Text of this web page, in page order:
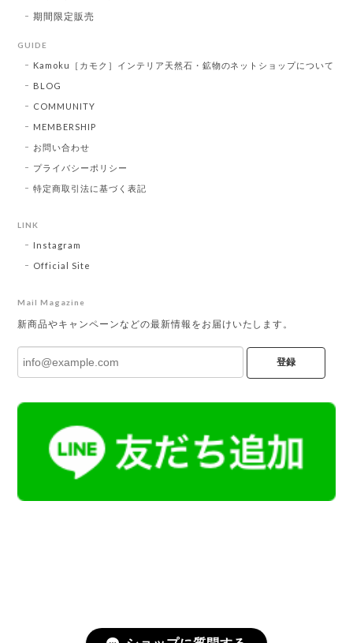
期間限定販売
GUIDE
Kamoku［カモク］インテリア天然石・鉱物のネットショップについて
BLOG
COMMUNITY
MEMBERSHIP
お問い合わせ
プライバシーポリシー
特定商取引法に基づく表記
LINK
Instagram
Official Site
Mail Magazine
新商品やキャンペーンなどの最新情報をお届けいたします。
登録